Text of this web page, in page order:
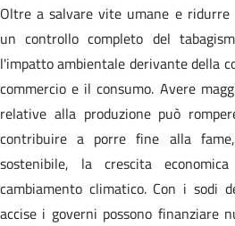
Oltre a salvare vite umane e
un controllo completo del
l'impatto ambientale derivante della
commercio e il consumo. Avere
relative alla produzione può
contribuire a porre fine alla
sostenibile, la crescita
cambiamento climatico. Con i sodi
accise i governi possono finanziare